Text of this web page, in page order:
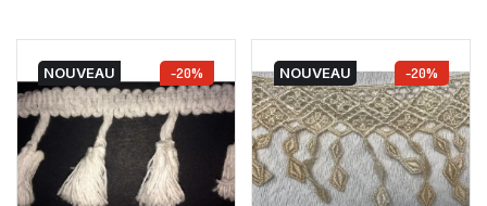
NOUVEAU -20% NOUVEAU -20%